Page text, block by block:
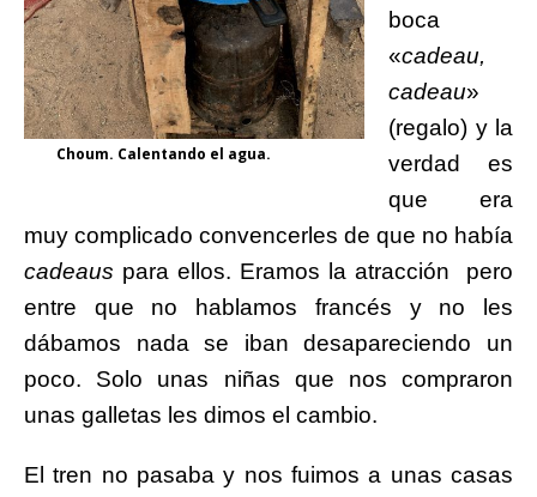
Choum. Calentando el agua.
boca
«cadeau,
cadeau»
(regalo) y l a
verdad es
que era
muy complicado convencerles de que no había
cadeaus para ellos. Eramos la atracción pero
entre que no hablamos francés y no les
dábamos nada se iban desapareciendo un
poco. Solo unas niñas que nos compraron
unas galletas les dimos el cambio.
El tren no pasaba y nos fuimos a unas casas